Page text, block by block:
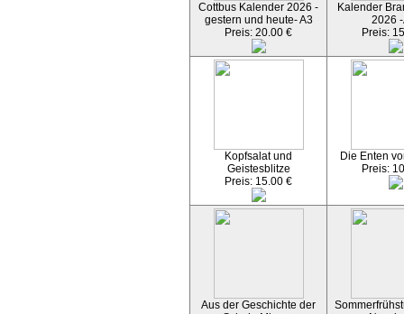
Cottbus Kalender 2026 -
gestern und heute- A3
Preis: 20.00 €
Kalender
2026
Preis:
Kopfsalat und
Geistesblitze
Preis: 15.00 €
Die Enten
Preis:
Aus der Geschichte der